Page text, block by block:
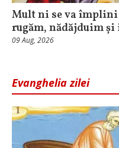
Mult ni se va împlini
rugăm, nădăjduim
09 Aug, 2026
Evanghelia zilei